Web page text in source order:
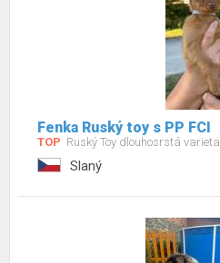
Fenka Ruský toy s PP FCI
TOP Ruský Toy dlouhosrstá varieta
Slaný